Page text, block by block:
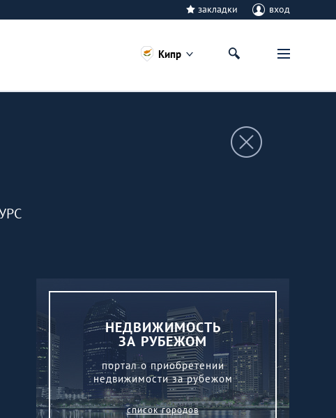
закладки вход
Кипр
НЕДВИЖИМОСТЬ
ЗА РУБЕЖОМ
портал о приобретении
недвижимости за рубежом
список городов